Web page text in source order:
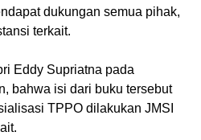
dukungan semua pihak,
terkait.
Eddy Supriatna pada
bahwa isi dari buku tersebut
TPPO dilakukan JMSI